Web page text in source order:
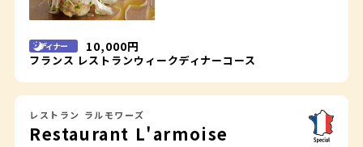
ディナー
フランス レストランウィークディナーコース
10,000円
Restaurant L'armoise
レストラン ラルモワーズ